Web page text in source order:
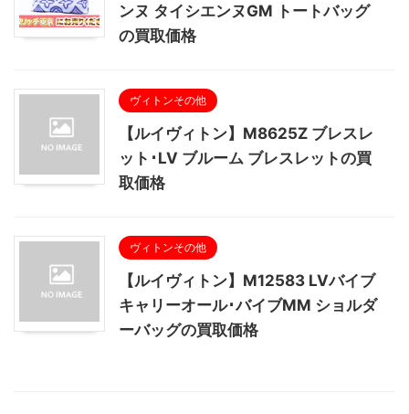
ンヌ タイシエンヌGM トートバッグ
の買取価格
ヴィトンその他
【ルイヴィトン】M8625Z ブレスレ
ット･LV ブルーム ブレスレットの買
取価格
ヴィトンその他
【ルイヴィトン】M12583 LVバイブ
キャリーオール･バイブMM ショルダ
ーバッグの買取価格